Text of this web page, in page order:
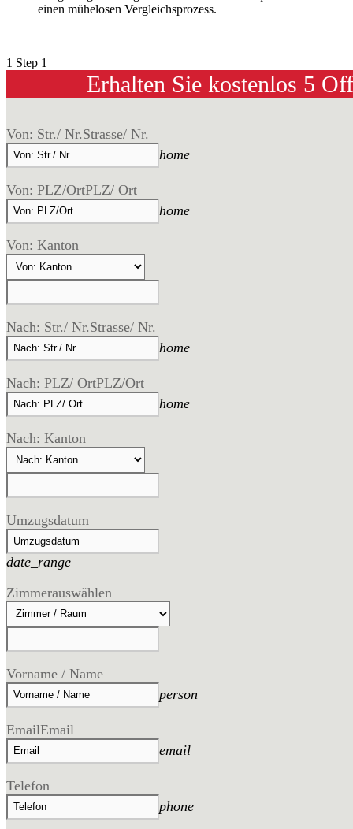
einen mühelosen Vergleichsprozess.
1 Step 1
Erhalten Sie kostenlos 5
Von: Str./ Nr.Strasse/ Nr.
home
Von: PLZ/OrtPLZ/ Ort
home
Von: Kanton
Nach: Str./ Nr.Strasse/ Nr.
home
Nach: PLZ/ OrtPLZ/Ort
home
Nach: Kanton
Umzugsdatum
date_range
Zimmerauswählen
Vorname / Name
person
EmailEmail
email
Telefon
phone